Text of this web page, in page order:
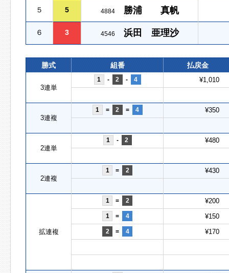
５ 5 4884 勝浦 真帆
６ 3 4546 浜田 亜理沙
勝式 組番 払戻金
3連単
1 - 2 - 4 ¥1,010
3連複
1 = 2 = 4 ¥350
2連単
1 - 2 ¥480
2連複
1 = 2 ¥430
拡連複
1 = 2 ¥200
1 = 4 ¥150
2 = 4 ¥170